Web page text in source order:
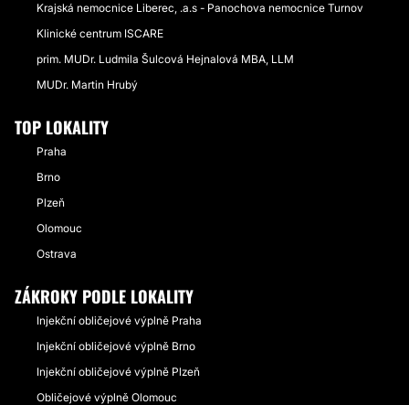
Krajská nemocnice Liberec, .a.s - Panochova nemocnice Turnov
Klinické centrum ISCARE
prim. MUDr. Ludmila Šulcová Hejnalová MBA, LLM
MUDr. Martin Hrubý
TOP LOKALITY
Praha
Brno
Plzeň
Olomouc
Ostrava
ZÁKROKY PODLE LOKALITY
Injekční obličejové výplně Praha
Injekční obličejové výplně Brno
Injekční obličejové výplně Plzeň
Obličejové výplně Olomouc